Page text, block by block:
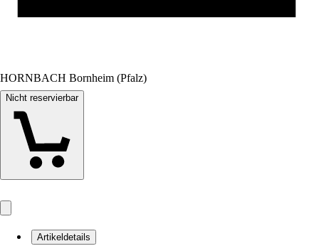
HORNBACH Bornheim (Pfalz)
Nicht reservierbar
Artikeldetails